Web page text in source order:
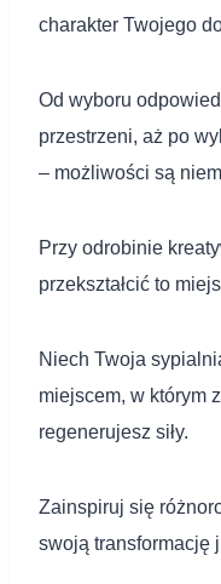
charakter Twojego
Od wyboru
przestrzeni, aż po
– możliwości są
Przy odrobinie
przekształcić to
Niech Twoja
miejscem, w którym
regenerujesz siły.
Zainspiruj się
swoją transformację